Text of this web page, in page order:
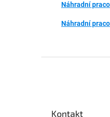
Náhradní
Náhradní
Kontakt